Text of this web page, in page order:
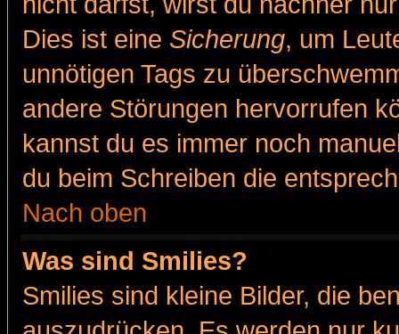
Dies ist eine Sicherung, um
unnötigen Tags zu
andere Störungen hervorrufen
kannst du es immer noch
du beim Schreiben die
Nach oben
Was sind Smilies?
Smilies sind kleine Bilder, die